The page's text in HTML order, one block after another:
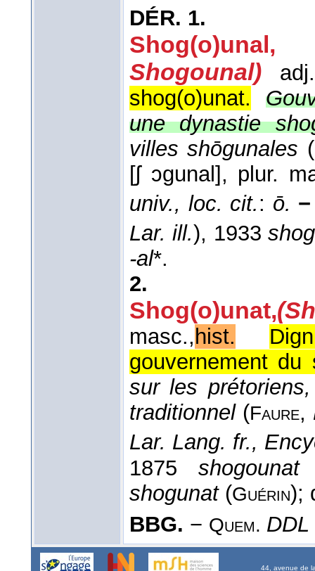
DÉR. 1.
Shogounal)
shog(o)unat.
une dynastie
villes shōgunales (
[ʃ ɔgunal], plur.
univ., loc. cit.: ō. −
Lar. ill.), 1933
-al*.
2.
Shog(o)unat,
masc., hist.
gouvernement du
sur les
traditionnel(Faure,
Lar. Lang. fr.,
1875 shogounat
shogunat(Guérin);
BBG. − Quem. DDL
44, avenue de